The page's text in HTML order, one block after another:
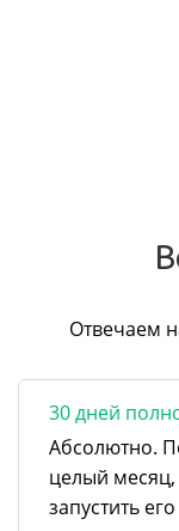
Отвечаем
30 дней
Абсолютно.
целый месяц,
запустить